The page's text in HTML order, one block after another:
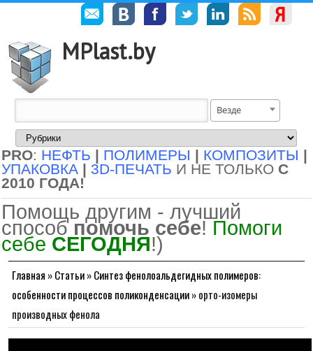
MPlast.by
Везде
PRO: НЕФТЬ | ПОЛИМЕРЫ | КОМПОЗИТЫ |
УПАКОВКА | 3D-ПЕЧАТЬ И НЕ ТОЛЬКО С
2010 ГОДА!
Помощь другим - лучший
способ помочь себе! Помоги
себе СЕГОДНЯ!)
Главная »Статьи»Синтез фенолоальдегидных полимеров:
особенности процессов поликонденсации»орто-изомеры
производных фенола